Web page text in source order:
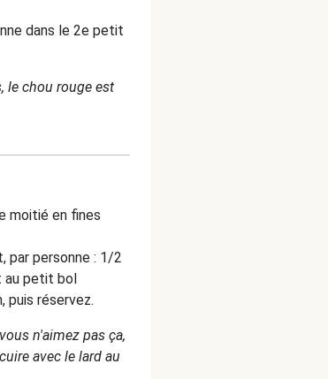
dans le 2e petit
le chou rouge est
moitié en fines
par personne : 1/2
au petit bol
puis réservez.
n'aimez pas ça,
avec le lard au